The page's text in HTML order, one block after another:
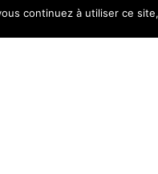
continuez à utiliser ce